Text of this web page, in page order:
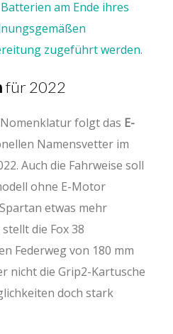
am Ende ihres
zugeführt werden.
für 2022
folgt das E-
Namensvetter im
Auch die Fahrweise soll
ohne E-Motor
etwas mehr
die Fox 38
Federweg von 180 mm
nicht die Grip2-Kartusche
doch stark